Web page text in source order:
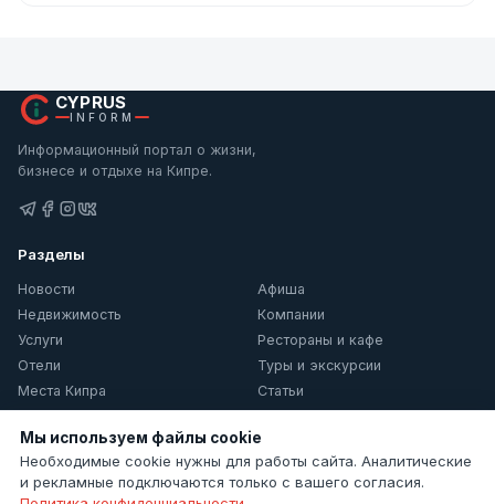
CYPRUS
INFORM
Информационный портал о жизни,
бизнесе и отдыхе на Кипре.
Разделы
Новости
Афиша
Недвижимость
Компании
Услуги
Рестораны и кафе
Отели
Туры и экскурсии
Места Кипра
Статьи
Информация
Контакты
Мы используем файлы cookie
Необходимые cookie нужны для работы сайта. Аналитические
и рекламные подключаются только с вашего согласия.